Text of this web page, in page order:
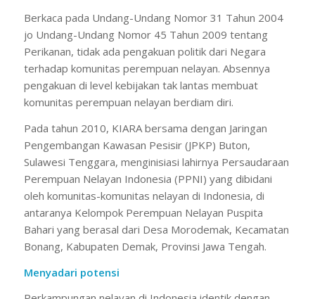
Berkaca pada Undang-Undang Nomor 31 Tahun 2004
jo Undang-Undang Nomor 45 Tahun 2009 tentang
Perikanan, tidak ada pengakuan politik dari Negara
terhadap komunitas perempuan nelayan. Absennya
pengakuan di level kebijakan tak lantas membuat
komunitas perempuan nelayan berdiam diri.
Pada tahun 2010, KIARA bersama dengan Jaringan
Pengembangan Kawasan Pesisir (JPKP) Buton,
Sulawesi Tenggara, menginisiasi lahirnya Persaudaraan
Perempuan Nelayan Indonesia (PPNI) yang dibidani
oleh komunitas-komunitas nelayan di Indonesia, di
antaranya Kelompok Perempuan Nelayan Puspita
Bahari yang berasal dari Desa Morodemak, Kecamatan
Bonang, Kabupaten Demak, Provinsi Jawa Tengah.
Menyadari potensi